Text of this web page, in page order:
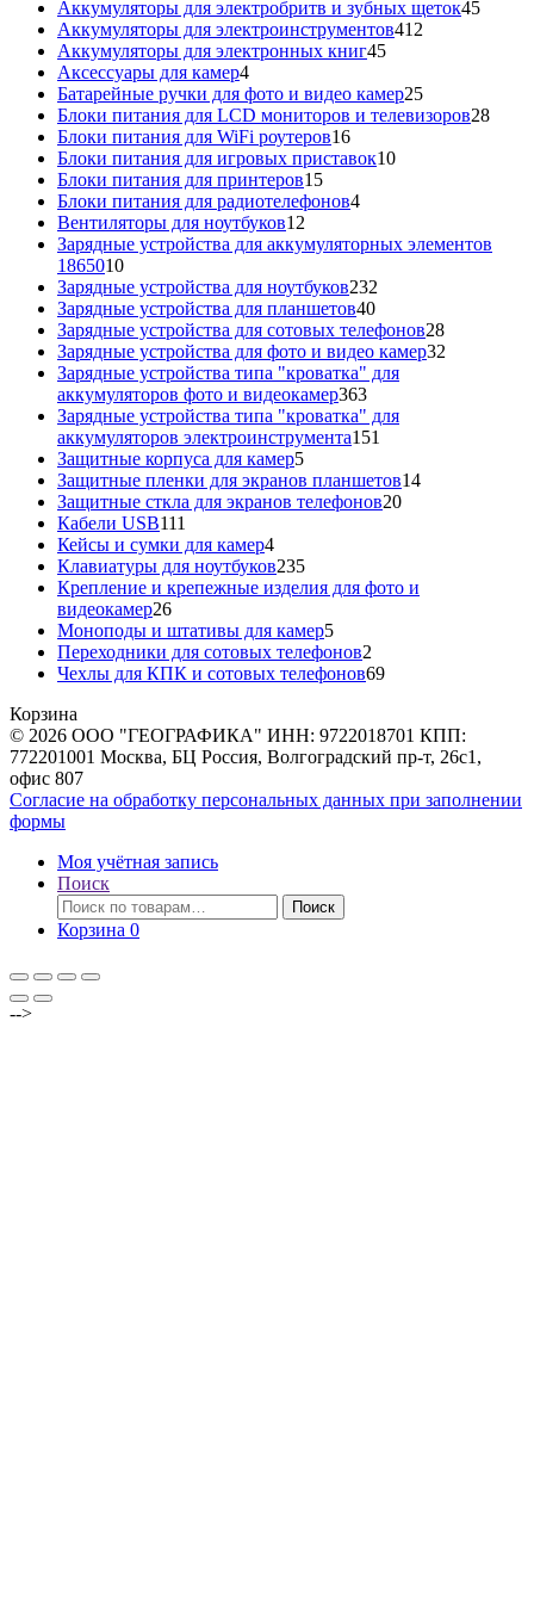
товаров
Аккумуляторы для электробритв и зубных щеток4545
Аккумуляторы для электроинструментов412
Аккумуляторы для электронных книг4545
Аксессуары для камер44
товара
Батарейные ручки для фото и видео камер2525
товаров
Блоки питания для LCD мониторов и телевизоров2828
Блоки питания для WiFi роутеров1616
товаров
Блоки питания для игровых приставок1010
Блоки питания для принтеров1515
товаров
Блоки питания для радиотелефонов44
Вентиляторы для ноутбуков12
товаров
Зарядные устройства для аккумуляторных элементов
186501010
товаров
Зарядные устройства для ноутбуков232
Зарядные устройства для планшетов4040
товаров
Зарядные устройства для сотовых телефонов2828
товаров
Зарядные устройства для фото и видео камер32
Зарядные устройства типа "кроватка" для
аккумуляторов фото и видеокамер363363
товара
Зарядные устройства типа "кроватка" для
аккумуляторов электроинструмента151
Защитные корпуса для камер55
товаров
Защитные пленки для экранов планшетов1414
Защитные сткла для экранов телефонов2020
Кабели USB111
товаров
Кейсы и сумки для камер44
товара
Клавиатуры для ноутбуков235235
товаров
Крепление и крепежные изделия для фото и
видеокамер2626
товаров
Моноподы и штативы для камер55
товаров
Переходники для сотовых телефонов2
товара
Чехлы для КПК и сотовых телефонов6969
Корзина
© 2026 ООО "ГЕОГРАФИКА" ИНН: 9722018701 КПП:
772201001 Москва, БЦ Россия, Волгоградский пр-т, 26с1,
офис 807
Согласие на обработку персональных данных при заполнении
формы
Моя учётная запись
Поиск
Искать:
Поиск
Корзина 0
-->